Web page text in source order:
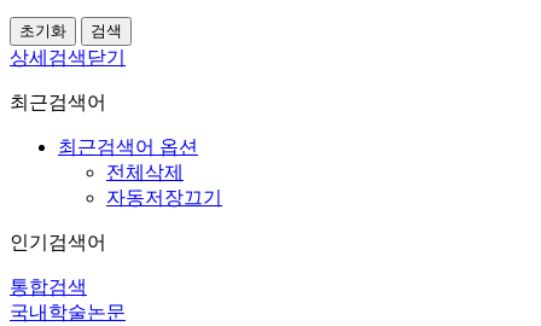
상세검색닫기
최근검색어
최근검색어 옵션
전체삭제
자동저장끄기
인기검색어
통합검색
국내학술논문